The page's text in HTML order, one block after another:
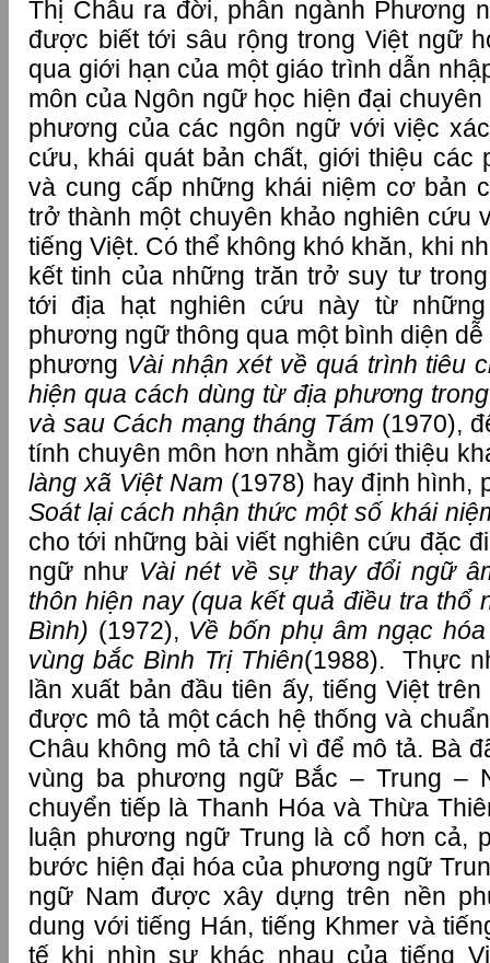
Thị Châu ra đời, phân ngành Phương
được biết tới sâu rộng trong Việt ngữ
qua giới hạn của một giáo trình dẫn
môn của Ngôn ngữ học hiện đại
phương của các ngôn ngữ với việc
cứu, khái quát bản chất, giới thiệu các
và cung cấp những khái niệm cơ bản
trở thành một chuyên khảo nghiên cứu
tiếng Việt. Có thể không khó khăn, khi
kết tinh của những trăn trở suy tư
tới địa hạt nghiên cứu này từ
phương ngữ thông qua một bình diện
phương Vài nhận xét về quá trình tiêu
hiện qua cách dùng từ địa phương
và sau Cách mạng tháng Tám (1970),
tính chuyên môn hơn nhằm giới thiệu
làng xã Việt Nam (1978) hay định hình,
Soát lại cách nhận thức một số khái
cho tới những bài viết nghiên cứu đặc
ngữ như Vài nét về sự thay đổi ngữ
thôn hiện nay (qua kết quả điều tra thổ
Bình) (1972), Về bốn phụ âm ngạc
vùng bắc Bình Trị Thiên(1988). Thực
lần xuất bản đầu tiên ấy, tiếng Việt
được mô tả một cách hệ thống và
Châu không mô tả chỉ vì để mô tả. Bà
vùng ba phương ngữ Bắc – Trung –
chuyển tiếp là Thanh Hóa và Thừa
luận phương ngữ Trung là cổ hơn cả,
bước hiện đại hóa của phương ngữ
ngữ Nam được xây dựng trên nền
dung với tiếng Hán, tiếng Khmer và
tế khi nhìn sự khác nhau của tiếng